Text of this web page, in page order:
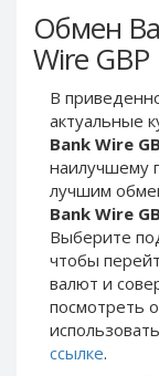
Обмен
Wire GBP
В
актуальные
Bank Wire
наилучшему
лучшим
Bank Wire
Выберите
чтобы
валют и
посмотреть
ссылке.
Payeer Tether
(USDT)
Payeer UAH
PayPal USD
PayPal EUR
PayPal GBP
PayPal CAD
PayPal AUD
PayPal RUB
PayPal CZK